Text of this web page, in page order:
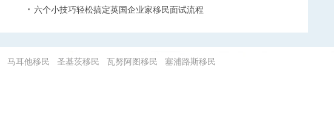
六个小技巧轻松搞定英国企业家移民面试流程
马耳他移民 圣基茨移民 瓦努阿图移民 塞浦路斯移民